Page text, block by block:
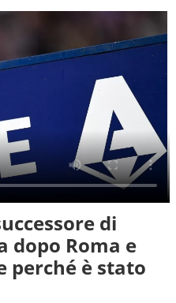
di
dopo Roma e
perché è stato